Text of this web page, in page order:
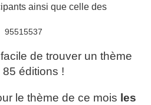
ainsi que celle des
de trouver un thème
éditions !
le thème de ce mois les